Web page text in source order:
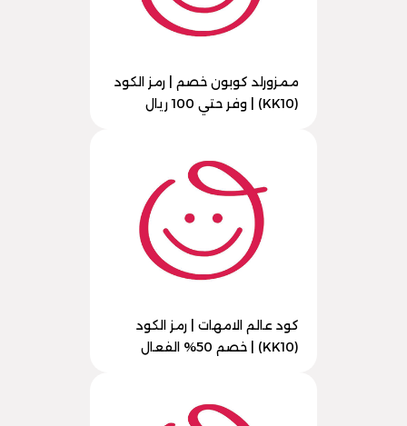
ممزورلد كوبون خصم | رمز الكود
(KK10) | وفر حتي 100 ريال
كود عالم الامهات | رمز الكود
(KK10) | خصم 50% الفعال